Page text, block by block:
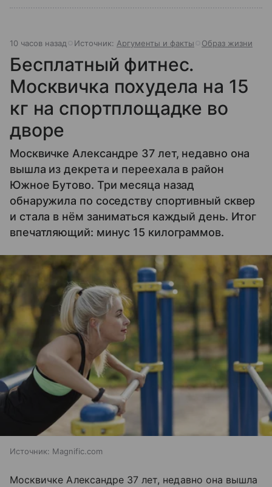
10 часов назад Источник: Аргументы и факты Образ жизни
Бесплатный фитнес.
Москвичка похудела на 15
кг на спортплощадке во
дворе
Москвичке Александре 37 лет, недавно она
вышла из декрета и переехала в район
Южное Бутово. Три месяца назад
обнаружила по соседству спортивный сквер
и стала в нём заниматься каждый день. Итог
впечатляющий: минус 15 килограммов.
Источник: Magnific.com
Москвичке Александре 37 лет, недавно она вышла